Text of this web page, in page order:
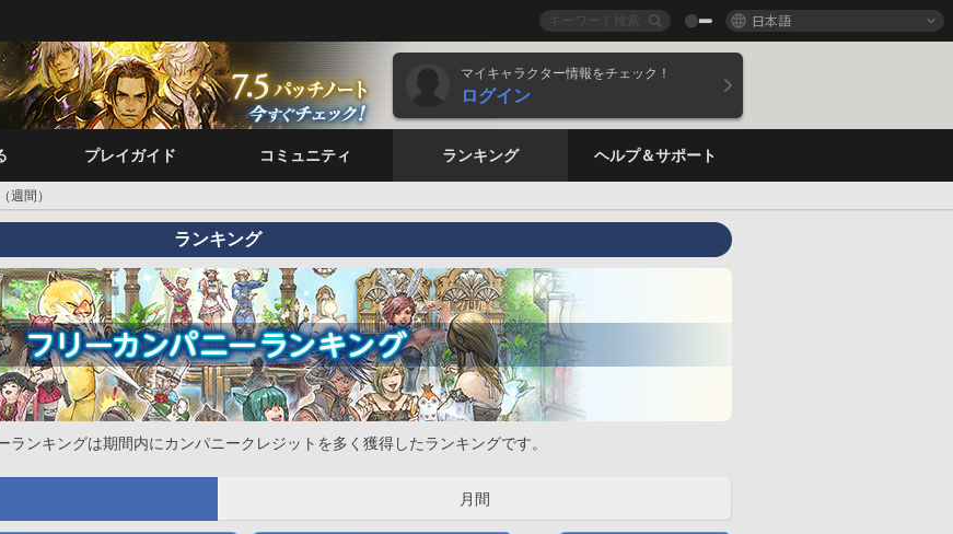
日本語
マイキャラクター情報をチェック！
ログイン
プレイガイド コミュニティ ランキング ヘルプ＆サポート
週間）
ランキング
ランキングは期間内にカンパニークレジットを多く獲得したランキングです。
月間